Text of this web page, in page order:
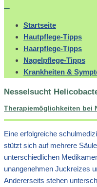
Startseite
Hautpflege-Tipps
Haarpflege-Tipps
Nagelpflege-Tipps
Krankheiten &
Nesselsucht
Therapiemöglichkeiten bei
Eine erfolgreiche
stützt sich auf mehrere
unterschiedlichen
unangenehmen Juckreizes
Andererseits stehen